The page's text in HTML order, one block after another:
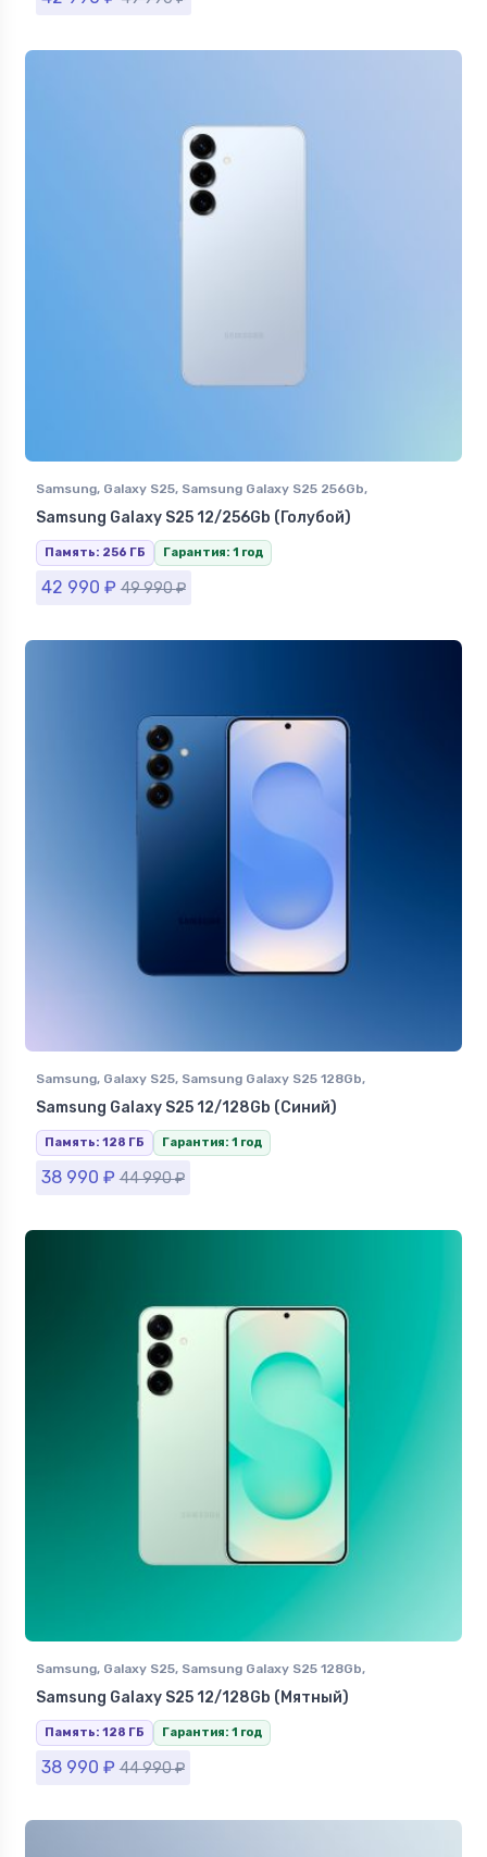
Samsung, Galaxy S25, Samsung Galaxy S25 256Gb,
Смартфоны Samsung в Ставрополе
Samsung Galaxy S25 12/256Gb (Голубой)
Память: 256 ГБ Гарантия: 1 год
42 990 ₽ 49 990₽
Samsung, Galaxy S25, Samsung Galaxy S25 128Gb,
Смартфоны Samsung в Ставрополе
Samsung Galaxy S25 12/128Gb (Синий)
Память: 128 ГБ Гарантия: 1 год
38 990 ₽ 44 990₽
Samsung, Galaxy S25, Samsung Galaxy S25 128Gb,
Смартфоны Samsung в Ставрополе
Samsung Galaxy S25 12/128Gb (Мятный)
Память: 128 ГБ Гарантия: 1 год
38 990 ₽ 44 990₽